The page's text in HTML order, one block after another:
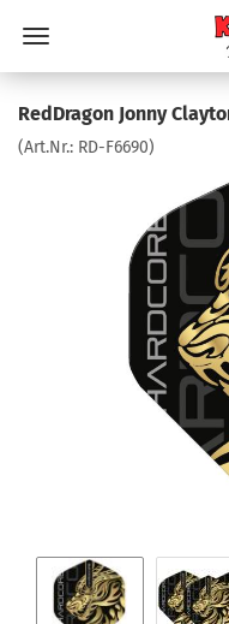
RedDragon Jonny
(Art.Nr.: RD-F6690)